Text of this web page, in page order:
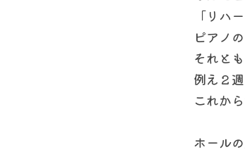
「リハ
ピアノ
それと
例え２
これか
ホール